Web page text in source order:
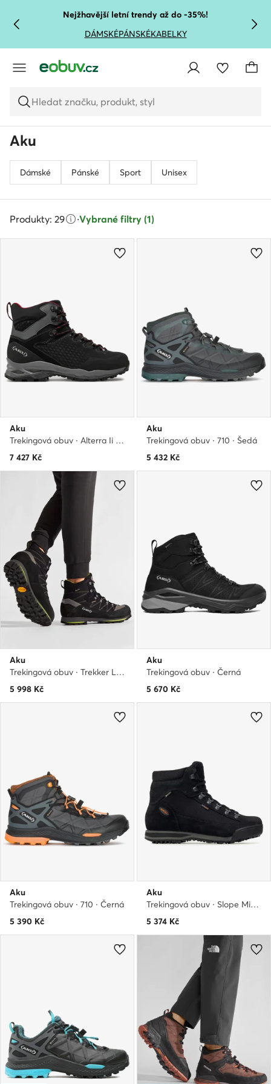
PŘEJÍT NA HLAVNÍ OBSAH
PŘEJÍT NA VYHLEDÁVÁNÍ
Nejžhavější letní trendy až do -35%!
DÁMSKÉPÁNSKÉKABELKY
Hledat značku, produkt, styl
Aku
Dámské Pánské Sport Unisex
Produkty: 29 ·Vybrané filtry (1)
Aku
Trekingová obuv · Alterra Ii Gtx GORE-TEX 430 · Šedá
7 427 Kč
Aku
Trekingová obuv · 710 · Šedá
5 432 Kč
Aku
Trekingová obuv · Trekker Lite III Gtx GORE-TEX 977 · Černá
5 998 Kč
Aku
Trekingová obuv · Černá
5 670 Kč
Aku
Trekingová obuv · 710 · Černá
5 390 Kč
Aku
Trekingová obuv · Slope Micro Gtx GORE-TEX 885.10 · Černá
5 374 Kč